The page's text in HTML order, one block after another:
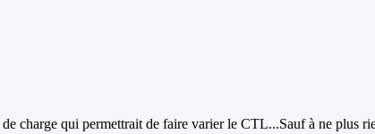
charge qui permettrait de faire varier le CTL...Sauf à ne plus